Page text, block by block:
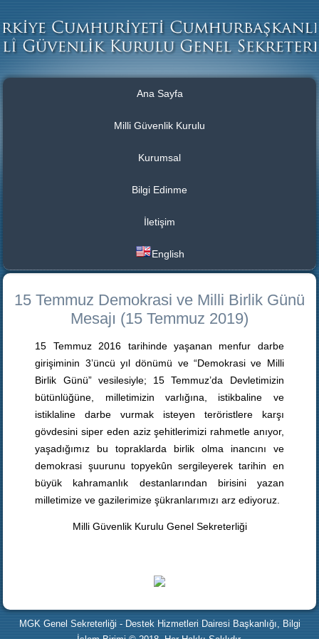
Ana Sayfa
Milli Güvenlik Kurulu
Kurumsal
Bilgi Edinme
İletişim
English
15 Temmuz Demokrasi ve Milli Birlik Günü
Mesajı (15 Temmuz 2019)
15 Temmuz 2016 tarihinde yaşanan menfur darbe
girişiminin 3’üncü yıl dönümü ve “Demokrasi ve Milli
Birlik Günü” vesilesiyle; 15 Temmuz’da Devletimizin
bütünlüğüne, milletimizin varlığına, istikbaline ve
istiklaline darbe vurmak isteyen teröristlere karşı
gövdesini siper eden aziz şehitlerimizi rahmetle anıyor,
yaşadığımız bu topraklarda birlik olma inancını ve
demokrasi şuurunu topyekûn sergileyerek tarihin en
büyük kahramanlık destanlarından birisini yazan
milletimize ve gazilerimize şükranlarımızı arz ediyoruz.
Milli Güvenlik Kurulu Genel Sekreterliği
MGK Genel Sekreterliği - Destek Hizmetleri Dairesi Başkanlığı, Bilgi